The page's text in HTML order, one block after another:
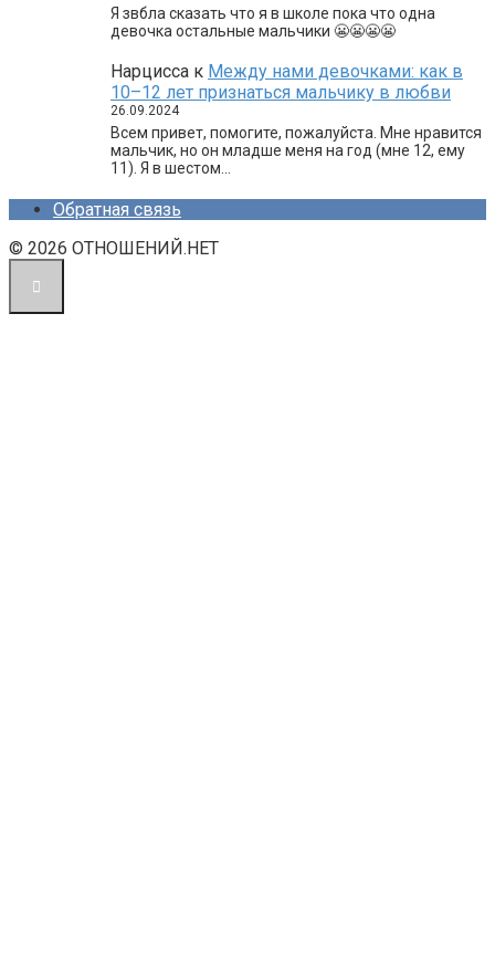
Я звбла сказать что я в школе пока что одна
девочка остальные мальчики 😬😬😬😬
Нарцисса к Между нами девочками: как в
10–12 лет признаться мальчику в любви
26.09.2024
Всем привет, помогите, пожалуйста. Мне нравится
мальчик, но он младше меня на год (мне 12, ему
11). Я в шестом…
Обратная связь
© 2026 ОТНОШЕНИЙ.НЕТ